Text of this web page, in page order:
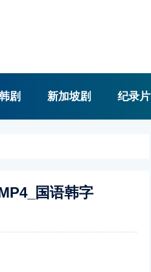
剧 新加坡剧 纪录片
国语韩字